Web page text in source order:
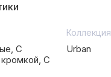
С
С
Коллекция
Urban